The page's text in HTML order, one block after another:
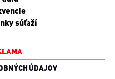
súťaží
ÚDAJOV